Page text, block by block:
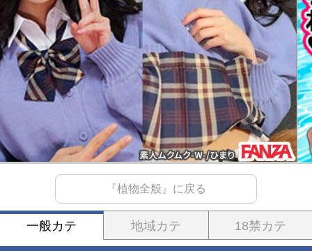
『植物全般』に戻る
一般カテ 地域カテ 18禁カテ